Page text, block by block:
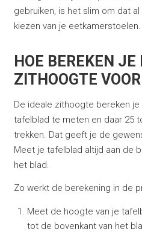
gebruiken, is het slim om dat
kiezen van je eetkamerstoelen.
HOE BEREKEN JE
ZITHOOGTE
De ideale zithoogte bereken
tafelblad te meten en daar 25
trekken. Dat geeft je de
Meet je tafelblad altijd aan de
het blad.
Zo werkt de berekening in de
Meet de hoogte van je
tot de bovenkant van het